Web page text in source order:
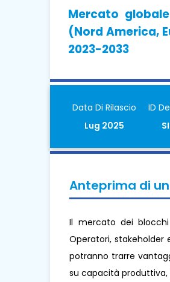
Mercato
(Nord America,
2023-2033
Data Di Rilascio
Lug 2025
ID
Anteprima di
Il mercato dei
Operatori,
potranno trarre
su capacità produttiva,